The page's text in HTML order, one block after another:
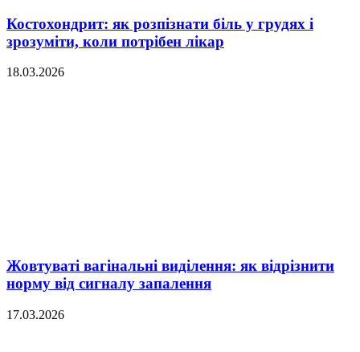
Костохондрит: як розпізнати біль у грудях і
зрозуміти, коли потрібен лікар
18.03.2026
Жовтуваті вагінальні виділення: як відрізнити
норму від сигналу запалення
17.03.2026